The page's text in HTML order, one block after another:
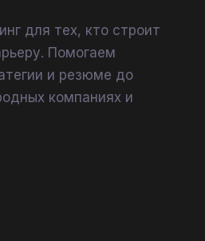
для тех, кто строит
Помогаем
и резюме до
компаниях и